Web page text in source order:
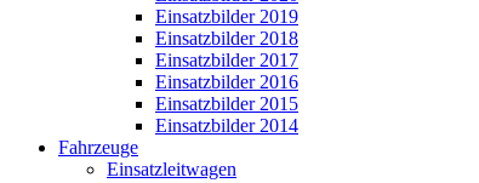
Einsatzbilder 2019
Einsatzbilder 2018
Einsatzbilder 2017
Einsatzbilder 2016
Einsatzbilder 2015
Einsatzbilder 2014
Fahrzeuge
Einsatzleitwagen